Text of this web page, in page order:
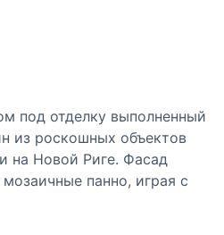
под отделку выполненный
из роскошных объектов
на Новой Риге. Фасад
панно, играя с
- панорамное